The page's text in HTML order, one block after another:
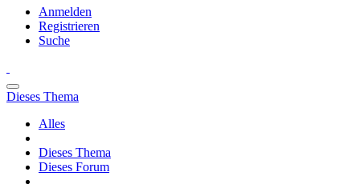
Anmelden
Registrieren
Suche
Dieses Thema
Alles
Dieses Thema
Dieses Forum